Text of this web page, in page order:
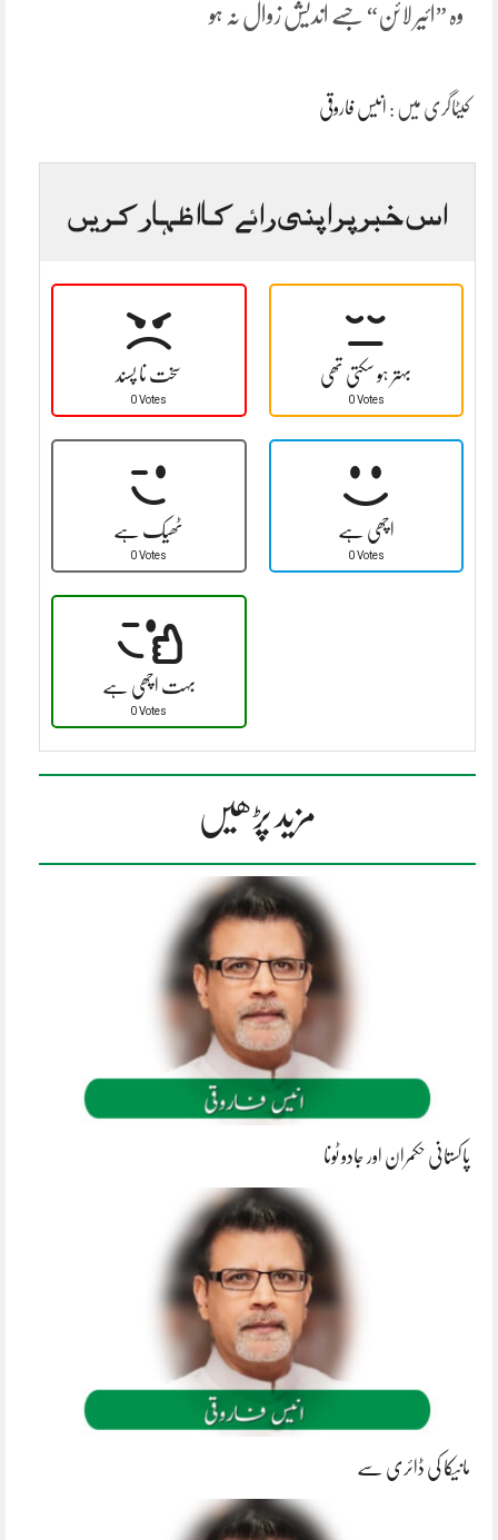
وہ ”ائیر لائن“ جسے اندیش زوال نہ ہو
کیٹاگری میں : انیس فاروقی
اس خبر پر اپنی رائے کا اظہار کریں
سخت نا پسند
0 Votes
بہتر ہو سکتی تھی
0 Votes
ٹھیک ہے
0 Votes
اچھی ہے
0 Votes
بہت اچھی ہے
0 Votes
مزید پڑھیں
پاکستانی حکمران اور جادو ٹونا
مانیکا کی ڈائری سے